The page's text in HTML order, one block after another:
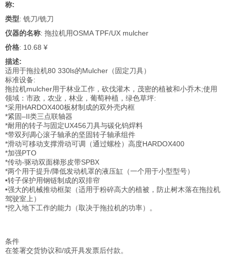
称:
类型: 铣刀/铣刀
仪器的名称: 拖拉机用OSMA TPF/UX mulcher
价格: 10.68 ¥
描述:
适用于拖拉机80 330ls的Mulcher（固定刀具）
标准设备:
拖拉机mulcher用于林业工作，砍伐灌木，茂密的植被和小乔木;使用
领域：市政，农业，林业，葡萄种植，绿色草坪:
*采用HARDOX400板材制成的双外壳内框
*紧固–II类三点联轴器
*耐用的转子与固定UX456刀具与碳化钨焊料
*带双列调心滚子轴承的坚固转子轴承组件
*滑动可移动支撑滑动可调（通过螺栓）高度HARDOX400
*加强PTO
*传动-驱动双面梯形皮带SPBX
*两个用于提升/降低发动机罩的液压缸（一个用于小型型号）
•转子保护用钢链制成的双排帘
•强大的机械推动框架（适用于粉碎高大的植被，防止树木落在拖拉机
驾驶室上）
*挖入地下工作的能力（取决于拖拉机的功率）。
条件
在签署交货协议和/或开具发票后付款。